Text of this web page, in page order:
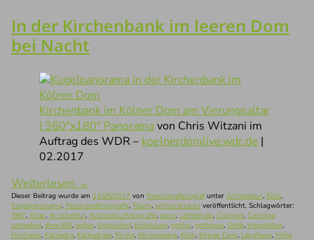
In der Kirchenbank im leeren Dom
bei Nacht
Kirchenbank im Kölner Dom am Vierungsaltar
| 360°x180° Panoramavon Chris Witzani im
Auftrag des WDR – koelnerdomlive.wdr.de |
02.2017
Weiterlesen →
Dieser Beitrag wurde am 11/05/2017 von Panoramafotografunter Architektur, Köln,
Kugelpanorama, Panoramafotografie, Raum, schnurstracks veröffentlicht. Schlagwörter:
360°, Altar, Architektur, Architekturfotografie, banc, cathédrale, Cologne, Cologne
cathedral, dom360, église, Erzbischof, Erzbistum, gothic, gothique, Gotik, Hauptaltar,
Hochamt, Kathedra, Kathedrale, Kirche, Kirchenbank, Köln, Kölner Dom, Langhaus, Meta